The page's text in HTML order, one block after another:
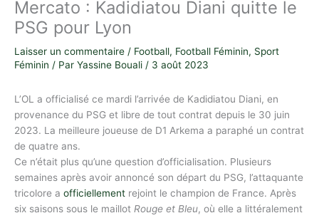
Mercato : Kadidiatou Diani quitte le
PSG pour Lyon
Laisser un commentaire / Football, Football Féminin, Sport
Féminin / Par Yassine Bouali / 3 août 2023
L’OL a officialisé ce mardi l’arrivée de Kadidiatou Diani, en
provenance du PSG et libre de tout contrat depuis le 30 juin
2023. La meilleure joueuse de D1 Arkema a paraphé un contrat
de quatre ans.
Ce n’était plus qu’une question d’officialisation. Plusieurs
semaines après avoir annoncé son départ du PSG, l’attaquante
tricolore a officiellement rejoint le champion de France. Après
six saisons sous le maillot Rouge et Bleu, où elle a littéralement